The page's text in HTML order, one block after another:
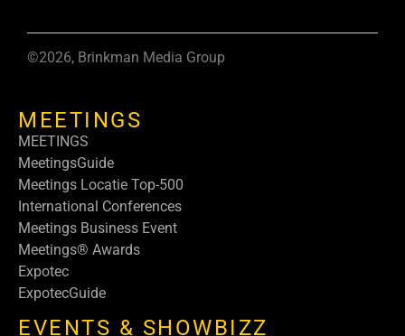
©2026, Brinkman Media Group
MEETINGS
MEETINGS
MeetingsGuide
Meetings Locatie Top-500
International Conferences
Meetings Business Event
Meetings® Awards
Expotec
ExpotecGuide
EVENTS & SHOWBIZZ